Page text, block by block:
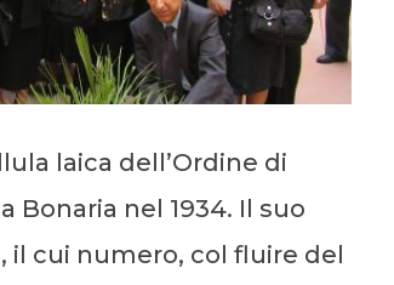
laica dell’Ordine di
Bonaria nel 1934. Il suo
cui numero, col fluire del